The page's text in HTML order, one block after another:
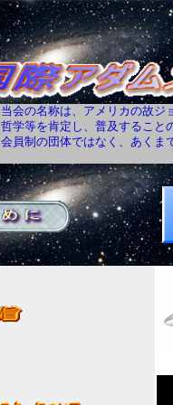
当会の名称は、アメリカの故ジ
哲学等を肯定し、普及すること
会員制の団体ではなく、あくま